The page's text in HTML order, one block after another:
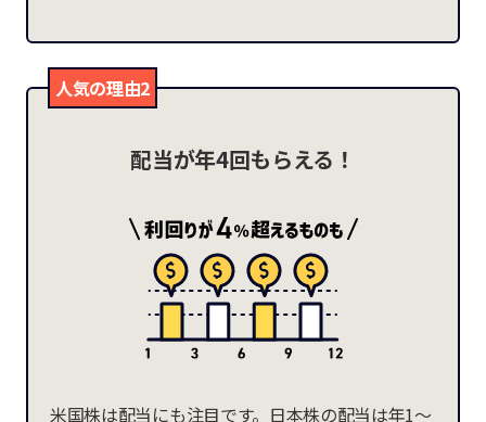
人気の理由2
配当が年4回もらえる！
米国株は配当にも注目です。日本株の配当は年1～